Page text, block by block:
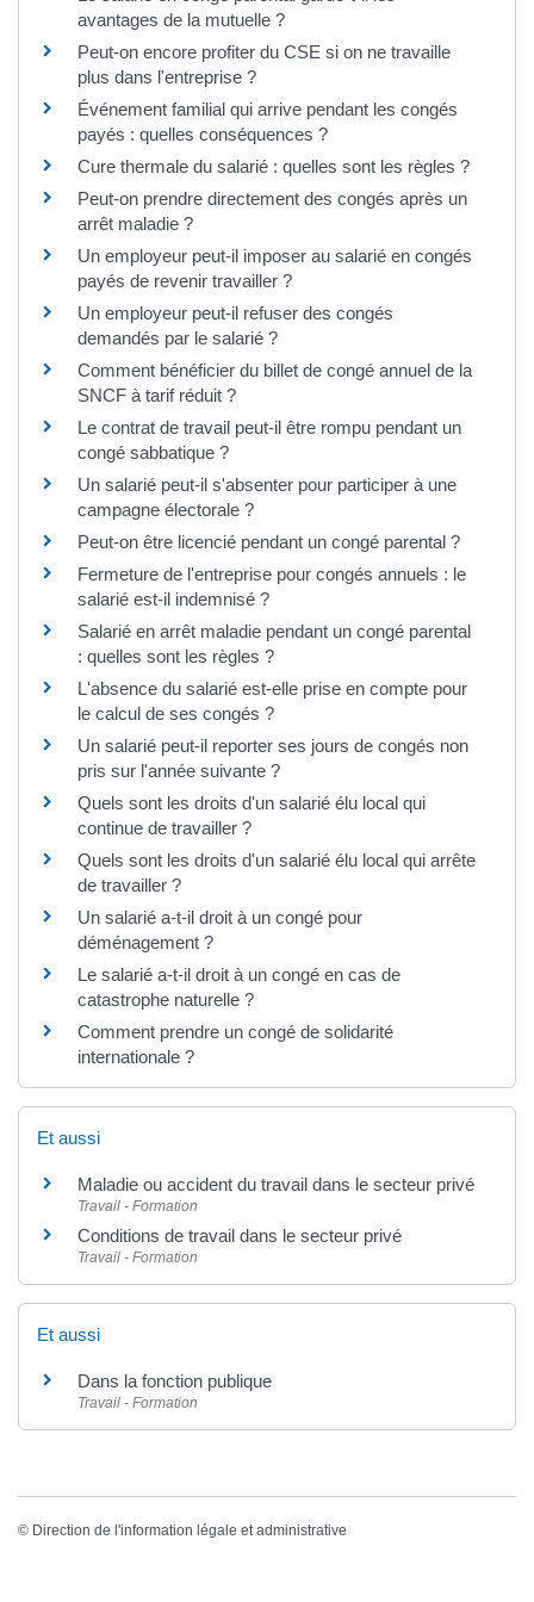
avantages de la mutuelle ?
Peut-on encore profiter du CSE si on ne travaille
plus dans l'entreprise ?
Événement familial qui arrive pendant les congés
payés : quelles conséquences ?
Cure thermale du salarié : quelles sont les règles ?
Peut-on prendre directement des congés après un
arrêt maladie ?
Un employeur peut-il imposer au salarié en congés
payés de revenir travailler ?
Un employeur peut-il refuser des congés
demandés par le salarié ?
Comment bénéficier du billet de congé annuel de la
SNCF à tarif réduit ?
Le contrat de travail peut-il être rompu pendant un
congé sabbatique ?
Un salarié peut-il s'absenter pour participer à une
campagne électorale ?
Peut-on être licencié pendant un congé parental ?
Fermeture de l'entreprise pour congés annuels : le
salarié est-il indemnisé ?
Salarié en arrêt maladie pendant un congé parental
: quelles sont les règles ?
L'absence du salarié est-elle prise en compte pour
le calcul de ses congés ?
Un salarié peut-il reporter ses jours de congés non
pris sur l'année suivante ?
Quels sont les droits d'un salarié élu local qui
continue de travailler ?
Quels sont les droits d'un salarié élu local qui arrête
de travailler ?
Un salarié a-t-il droit à un congé pour
déménagement ?
Le salarié a-t-il droit à un congé en cas de
catastrophe naturelle ?
Comment prendre un congé de solidarité
internationale ?
Et aussi
Maladie ou accident du travail dans le secteur privé
Travail - Formation
Conditions de travail dans le secteur privé
Travail - Formation
Et aussi
Dans la fonction publique
Travail - Formation
© Direction de l'information légale et administrative